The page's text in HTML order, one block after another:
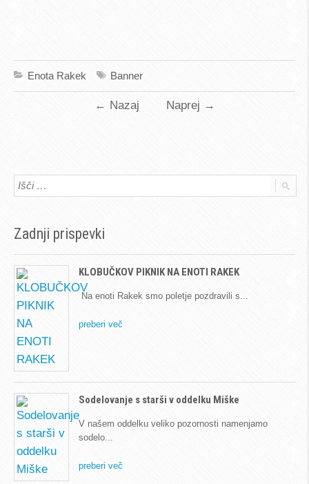
Enota Rakek Banner
← Nazaj Naprej →
Zadnji prispevki
KLOBUČKOV PIKNIK NA ENOTI RAKEK
Na enoti Rakek smo poletje pozdravili s
preberi več
Sodelovanje s starši v oddelku Miške
V našem oddelku veliko pozornosti namenjamo
sodelo
preberi več